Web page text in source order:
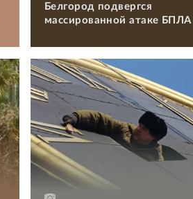
Белгород подвергся
массированной атаке БПЛА